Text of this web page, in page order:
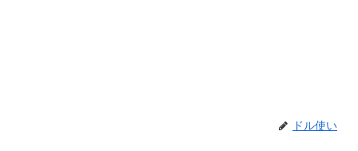
ドル使い